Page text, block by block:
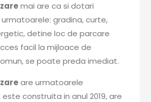
mai are ca si dotari
gradina, curte,
detine loc de parcare
facil la mijloace de
se poate preda imediat.
are urmatoarele
construita in anul 2019, are